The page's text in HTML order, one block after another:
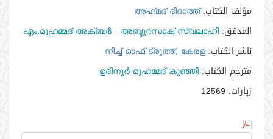
مؤلف الكتاب: അഹ്‌മദ്‌ ദീദാത്ത്‌
المدقق: എം.മുഹമ്മദ്‌ അക്‌ബര്‍ - അബ്ദുറസാക്‌ സ്വലാഹി
ناشر الكتاب: നിച്ച്‌ ഓഫ്‌ ട്രൂത്ത്‌, കേരള
مترجم الكتاب: ഉദിനൂര്‍ മുഹമ്മദ്‌ കുഞ്ഞി
زيارات: